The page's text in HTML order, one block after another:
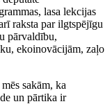
lasa lekcijas
raksta par ilgtspējīgu
pārvaldību,
ekoinovācijām, zaļo
sakām, ka
un pārtika ir